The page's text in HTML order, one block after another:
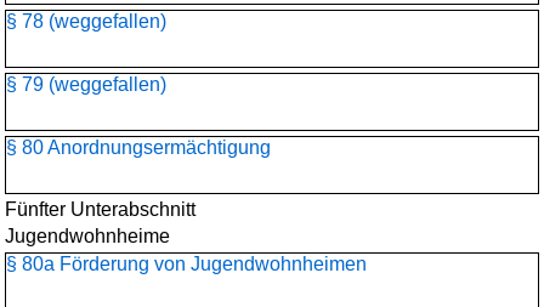
§ 78 (weggefallen)
§ 79 (weggefallen)
§ 80 Anordnungsermächtigung
Fünfter Unterabschnitt
Jugendwohnheime
§ 80a Förderung von Jugendwohnheimen